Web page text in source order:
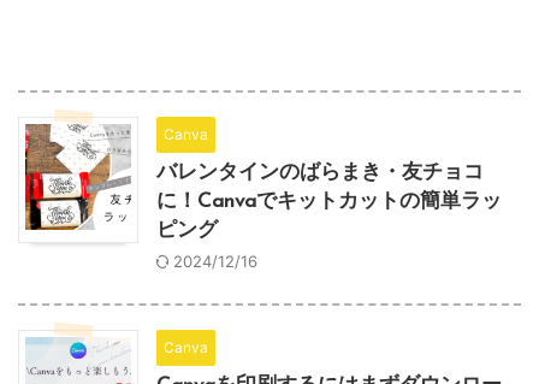
Canva
バレンタインのばらまき・友チョコ
に！Canvaでキットカットの簡単ラッ
ピング
2024/12/16
Canva